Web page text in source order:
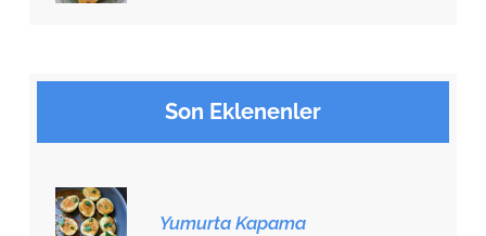
Son Eklenenler
Yumurta Kapama